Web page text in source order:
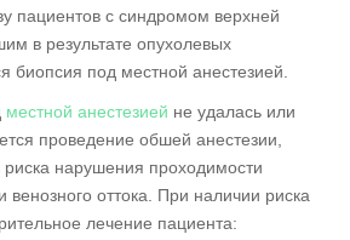
пациентов с синдромом верхней
в результате опухолевых
биопсия под местной анестезией.
местной анестезией не удалась или
проведение обшей анестезии,
риска нарушения проходимости
венозного оттока. При наличии риска
лечение пациента: